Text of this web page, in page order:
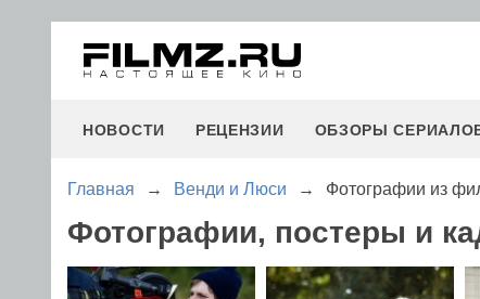
НОВОСТИ РЕЦЕНЗИИ ОБЗОРЫ
Главная → Венди и Люси → Фотографии из
Фотографии, постеры и